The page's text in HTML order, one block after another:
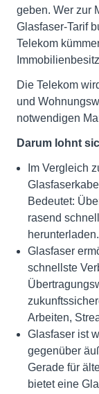
geben. Wer zur
Glasfaser-Tarif
Telekom
Die Telekom
und
notwendigen
Darum lohnt
Im Vergleich
Bedeutet:
rasend
herunterladen.
Glasfaser
schnellste
Arbeiten,
Glasfaser ist
gegenüber
Gerade für
bietet eine